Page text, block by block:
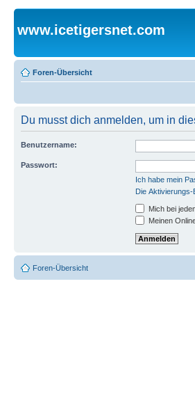
www.icetigersnet.com
Foren-Übersicht
Du musst dich anmelden, um in
Benutzername:
Passwort:
Ich habe mein
Die
Mich bei
Meinen
Foren-Übersicht